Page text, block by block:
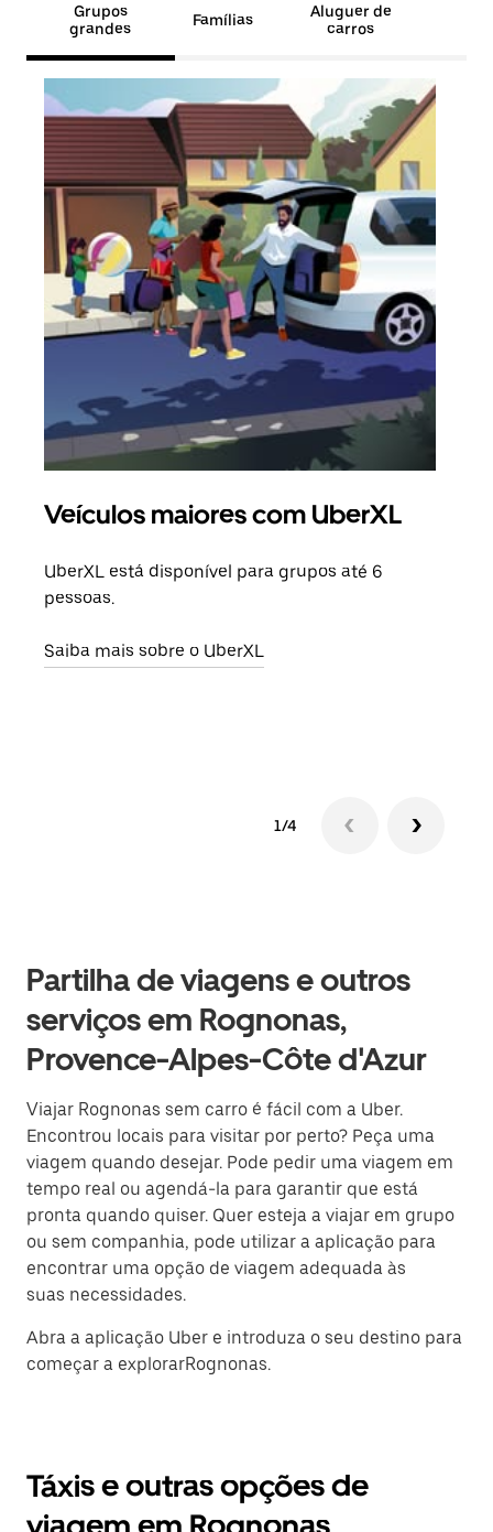
Grupos
grandes
Famílias
Aluguer de
carros
Veículos maiores com UberXL
UberXL está disponível para grupos até 6
pessoas.
Saiba mais sobre o UberXL
1/4
Partilha de viagens e outros
serviços em Rognonas,
Provence-Alpes-Côte d'Azur
Viajar Rognonas sem carro é fácil com a Uber.
Encontrou locais para visitar por perto? Peça uma
viagem quando desejar. Pode pedir uma viagem em
tempo real ou agendá-la para garantir que está
pronta quando quiser. Quer esteja a viajar em grupo
ou sem companhia, pode utilizar a aplicação para
encontrar uma opção de viagem adequada às
suas necessidades.
Abra a aplicação Uber e introduza o seu destino para
começar a explorarRognonas.
Táxis e outras opções de